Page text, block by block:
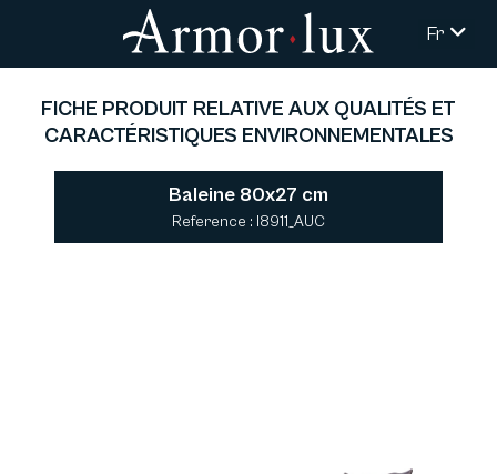
Fr
FICHE PRODUIT RELATIVE AUX QUALITÉS ET
CARACTÉRISTIQUES ENVIRONNEMENTALES
Baleine 80x27 cm
Reference : I8911_AUC